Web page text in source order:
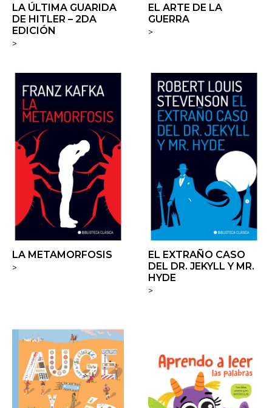
LA ÚLTIMA GUARIDA
DE HITLER – 2DA
EDICIÓN
>
EL ARTE DE LA
GUERRA
>
LA METAMORFOSIS
>
EL EXTRAÑO CASO
DEL DR. JEKYLL Y MR.
HYDE
>